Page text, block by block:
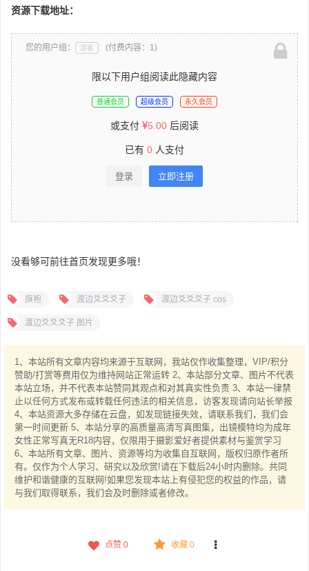
资源下载地址：
您的用户组： 游客 (付费内容：1)
限以下用户组阅读此隐藏内容
普通会员 超级会员 永久会员
或支付 5.00 后阅读
已有 0 人支付
登录 立即注册
没看够可前往首页发现更多哦！
旗袍 渡边爻爻爻子 渡边爻爻爻子 cos
渡边爻爻爻子 图片
1、本站所有文章内容均来源于互联网，我站仅作收集整理，VIP/积分
赞助/打赏等费用仅为维持网站正常运转 2、本站部分文章、图片不代表
本站立场，并不代表本站赞同其观点和对其真实性负责 3、本站一律禁
止以任何方式发布或转载任何违法的相关信息，访客发现请向站长举报
4、本站资源大多存储在云盘，如发现链接失效，请联系我们，我们会
第一时间更新 5、本站分享的高质量高清写真图集，出镜模特均为成年
女性正常写真无R18内容，仅限用于摄影爱好者提供素材与鉴赏学习
6、本站所有文章、图片、资源等均为收集自互联网，版权归原作者所
有。仅作为个人学习、研究以及欣赏!请在下载后24小时内删除。共同
维护和谐健康的互联网!如果您发现本站上有侵犯您的权益的作品，请
与我们取得联系，我们会及时删除或者修改。
点赞 0 收藏 0